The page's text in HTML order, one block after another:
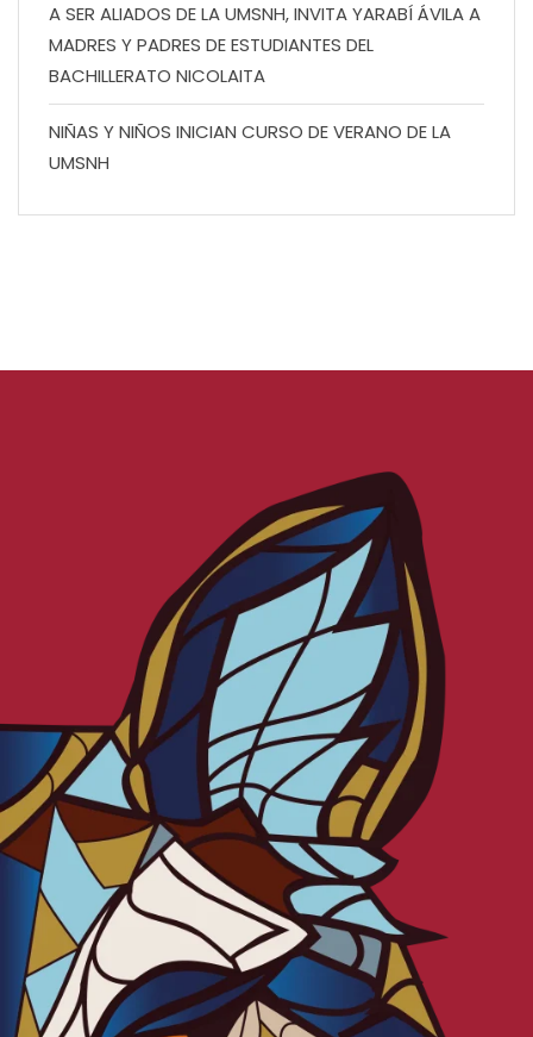
A SER ALIADOS DE LA UMSNH, INVITA YARABÍ ÁVILA A
MADRES Y PADRES DE ESTUDIANTES DEL
BACHILLERATO NICOLAITA
NIÑAS Y NIÑOS INICIAN CURSO DE VERANO DE LA
UMSNH